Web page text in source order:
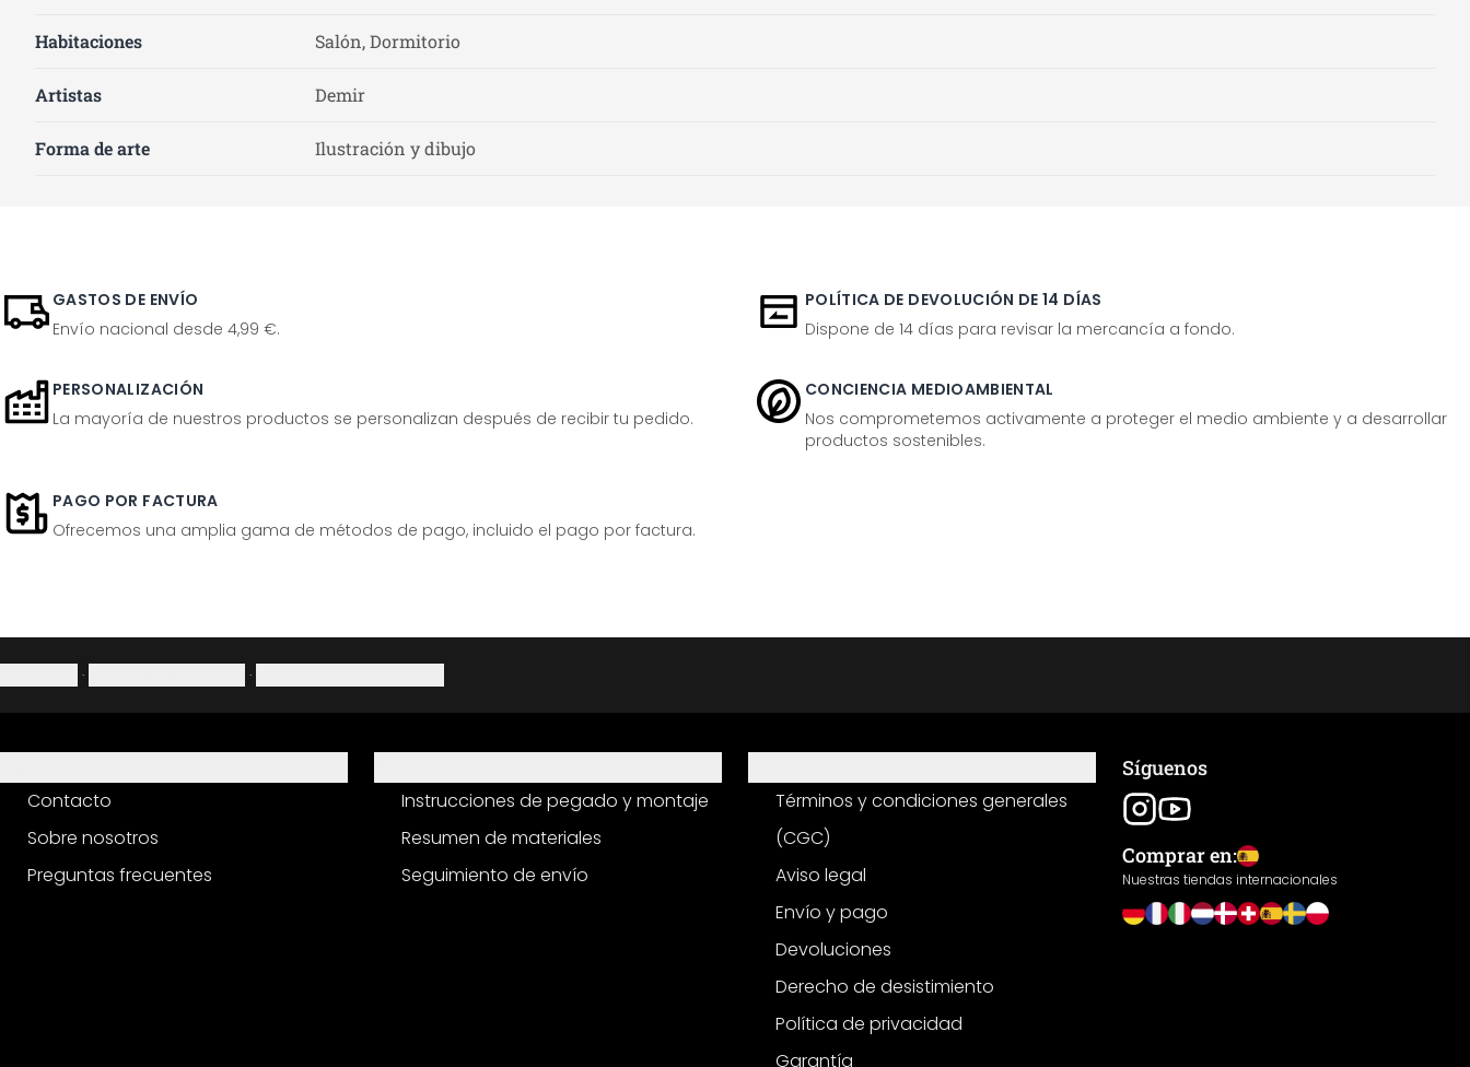
Habitaciones Salón, Dormitorio
Artistas Demir
Forma de arte Ilustración y dibujo
GASTOS DE ENVÍO
Envío nacional desde 4,99 €.
POLÍTICA DE DEVOLUCIÓN DE 14 DÍAS
Dispone de 14 días para revisar la mercancía a fondo.
PERSONALIZACIÓN
La mayoría de nuestros productos se personalizan después de recibir tu pedido.
CONCIENCIA MEDIOAMBIENTAL
Nos comprometemos activamente a proteger el medio ambiente y a desarrollar
productos sostenibles.
PAGO POR FACTURA
Ofrecemos una amplia gama de métodos de pago, incluido el pago por factura.
· ·
Contacto
Sobre nosotros
Preguntas frecuentes
Instrucciones de pegado y montaje
Resumen de materiales
Seguimiento de envío
Términos y condiciones generales
(CGC)
Aviso legal
Envío y pago
Devoluciones
Derecho de desistimiento
Política de privacidad
Garantía
Síguenos
Comprar en:
Nuestras tiendas internacionales